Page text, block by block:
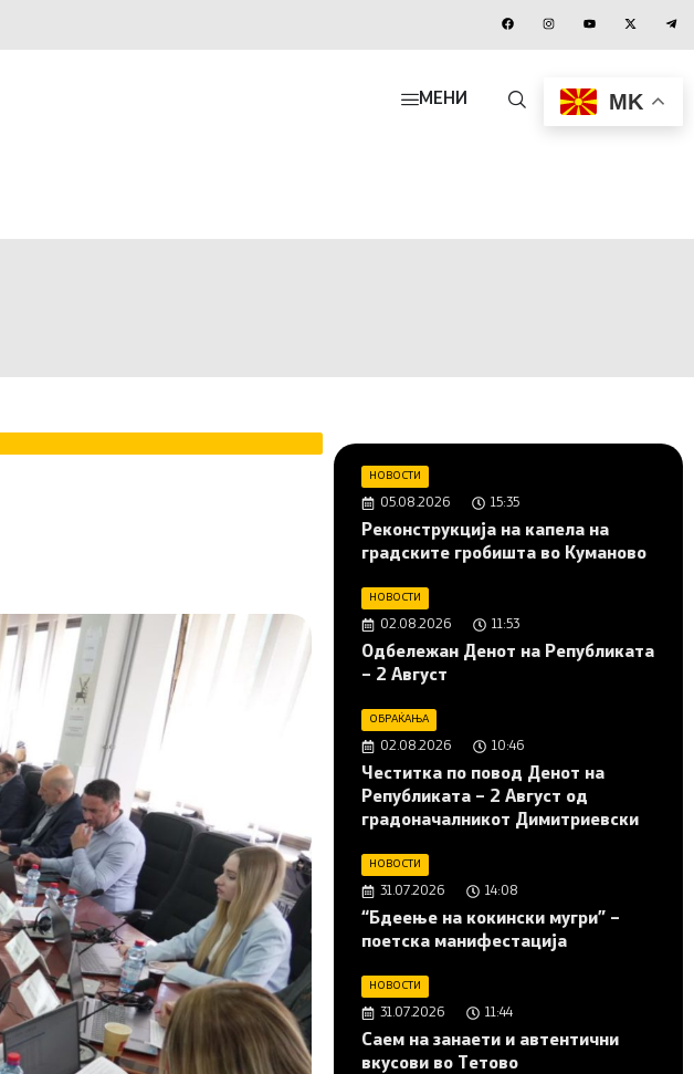
МЕНИ MK
НОВОСТИ
05.08.2026 15:35
Реконструкција на капела на
градските гробишта во Куманово
НОВОСТИ
02.08.2026 11:53
Одбележан Денот на Републиката
– 2 Август
ОБРАЌАЊА
02.08.2026 10:46
Честитка по повод Денот на
Републиката – 2 Август од
градоначалникот Димитриевски
НОВОСТИ
31.07.2026 14:08
“Бдеење на кокински мугри” –
поетска манифестација
НОВОСТИ
31.07.2026 11:44
Саем на занаети и автентични
вкусови во Тетово